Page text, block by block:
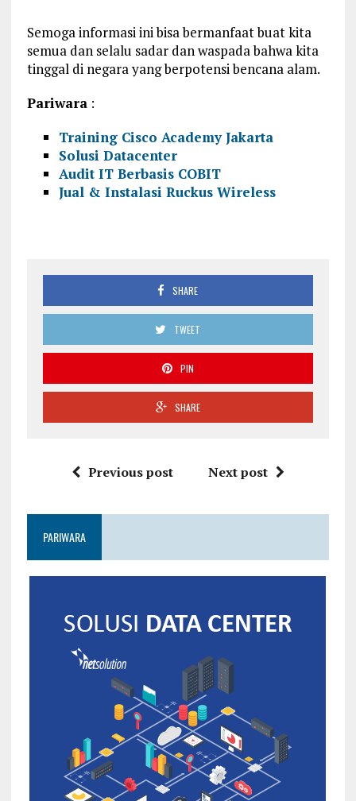
Semoga informasi ini bisa bermanfaat buat kita
semua dan selalu sadar dan waspada bahwa kita
tinggal di negara yang berpotensi bencana alam.
Pariwara:
Training Cisco Academy Jakarta
Solusi Datacenter
Audit IT Berbasis COBIT
Jual & Instalasi Ruckus Wireless
SHARE
TWEET
PIN
SHARE
Previous post Next post
PARIWARA